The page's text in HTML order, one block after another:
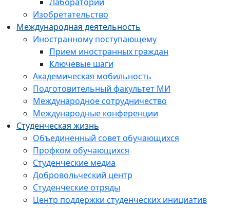
Изобретательство
Международная деятельность
Иностранному поступающему
Прием иностранных граждан
Ключевые шаги
Академическая мобильность
Подготовительный факультет МИ
Международное сотрудничество
Международные конференции
Студенческая жизнь
Объединенный совет обучающихся
Профком обучающихся
Студенческие медиа
Добровольческий центр
Студенческие отряды
Центр поддержки студенческих инициатив